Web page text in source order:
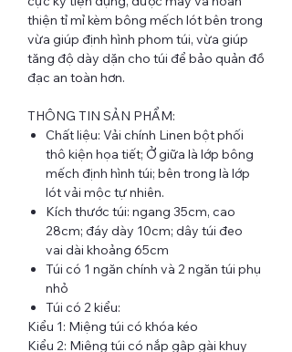
thiện tỉ mỉ kèm bông mếch lót bên trong
vừa giúp định hình phom túi, vừa giúp
tăng độ dày dặn cho túi để bảo quản đồ
đạc an toàn hơn.
THÔNG TIN SẢN PHẨM:
Chất liệu: Vải chính Linen bột phối
thô kiện họa tiết; Ở giữa là lớp bông
mếch định hình túi; bên trong là lớp
lót vải mộc tự nhiên.
Kích thước túi: ngang 35cm, cao
28cm; đáy dày 10cm; dây túi đeo
vai dài khoảng 65cm
Túi có 1 ngăn chính và 2 ngăn túi phụ
nhỏ
Túi có 2 kiểu:
Kiểu 1: Miệng túi có khóa kéo
Kiểu 2: Miệng túi có nắp gập gài khuy